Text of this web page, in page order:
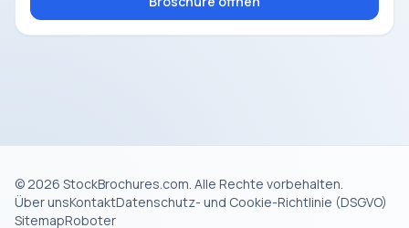
© 2026 StockBrochures.com. Alle Rechte vorbehalten.
Über unsKontaktDatenschutz- und Cookie-Richtlinie (DSGVO)
SitemapRoboter